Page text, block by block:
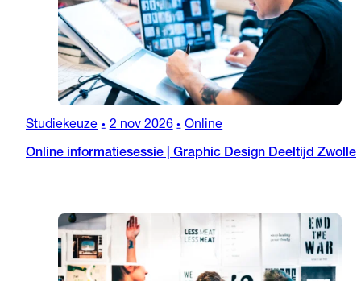
Studiekeuze • 2 nov 2026 • Online
Online informatiesessie | Graphic Design Deeltijd Zwolle